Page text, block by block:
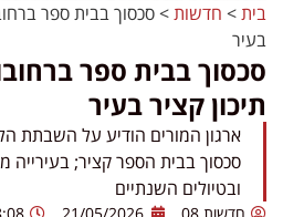
בית> חדשות>סכסוך בבית ספר
בעיר
סכסוך בבית ספר
תיכון קציר בעיר
ארגון המורים הודיע על השבתת
סכסוך בבית הספר קציר; בעירייה
ובטיולים השנתיים